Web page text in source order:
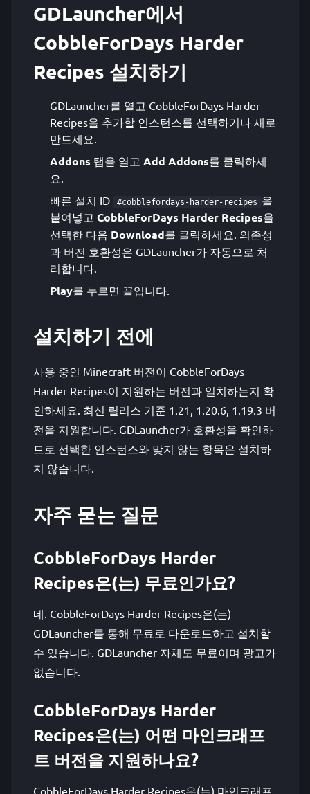
GDLauncher에서
CobbleForDays Harder
Recipes 설치하기
GDLauncher를 열고 CobbleForDays Harder
Recipes을 추가할 인스턴스를 선택하거나 새로
만드세요.
Addons 탭을 열고 Add Addons를 클릭하세
요.
빠른 설치 ID
#cobblefordays-harder-recipes 을
붙여넣고 CobbleForDays Harder Recipes을
선택한 다음 Download를 클릭하세요. 의존성
과 버전 호환성은 GDLauncher가 자동으로 처
리합니다.
Play를 누르면 끝입니다.
설치하기 전에
사용 중인 Minecraft 버전이 CobbleForDays
Harder Recipes이 지원하는 버전과 일치하는지 확
인하세요. 최신 릴리스 기준 1.21, 1.20.6, 1.19.3 버
전을 지원합니다. GDLauncher가 호환성을 확인하
므로 선택한 인스턴스와 맞지 않는 항목은 설치하
지 않습니다.
자주 묻는 질문
CobbleForDays Harder
Recipes은(는) 무료인가요?
네. CobbleForDays Harder Recipes은(는)
GDLauncher를 통해 무료로 다운로드하고 설치할
수 있습니다. GDLauncher 자체도 무료이며 광고가
없습니다.
CobbleForDays Harder
Recipes은(는) 어떤 마인크래프
트 버전을 지원하나요?
CobbleForDays Harder Recipes은(는) 마인크래프